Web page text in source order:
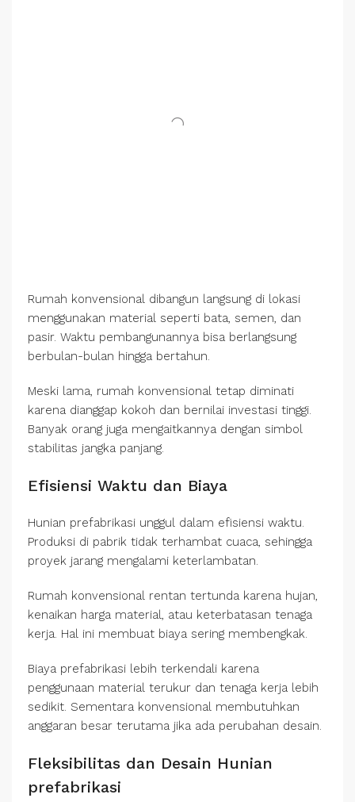
Rumah konvensional dibangun langsung di lokasi
menggunakan material seperti bata, semen, dan
pasir. Waktu pembangunannya bisa berlangsung
berbulan-bulan hingga bertahun.
Meski lama, rumah konvensional tetap diminati
karena dianggap kokoh dan bernilai investasi tinggi.
Banyak orang juga mengaitkannya dengan simbol
stabilitas jangka panjang.
Efisiensi Waktu dan Biaya
Hunian prefabrikasi unggul dalam efisiensi waktu.
Produksi di pabrik tidak terhambat cuaca, sehingga
proyek jarang mengalami keterlambatan.
Rumah konvensional rentan tertunda karena hujan,
kenaikan harga material, atau keterbatasan tenaga
kerja. Hal ini membuat biaya sering membengkak.
Biaya prefabrikasi lebih terkendali karena
penggunaan material terukur dan tenaga kerja lebih
sedikit. Sementara konvensional membutuhkan
anggaran besar terutama jika ada perubahan desain.
Fleksibilitas dan Desain Hunian
prefabrikasi